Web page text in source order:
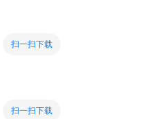
扫一扫下载
扫一扫下载